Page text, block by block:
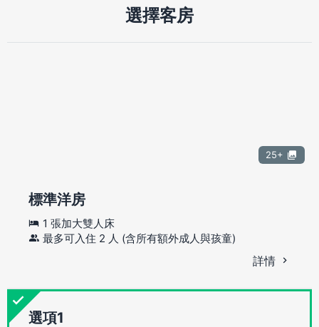
選擇客房
25+
標準洋房
1 張加大雙人床
最多可入住 2 人 (含所有額外成人與孩童)
詳情
選項